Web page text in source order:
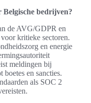
Belgische bedrijven?
de AVG/GDPR en
kritieke sectoren.
en energie
meldingen bij
en sancties.
als SOC 2